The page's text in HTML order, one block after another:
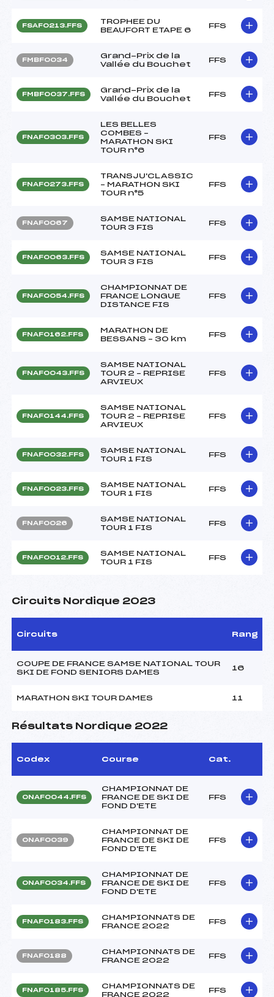
FSAF0213.FFS
TROPHEE DU
BEAUFORT ETAPE 6
FFS
FMBF0034
Grand-Prix de la
Vallée du Bouchet
FFS
FMBF0037.FFS
Grand-Prix de la
Vallée du Bouchet
FFS
FNAF0303.FFS
LES BELLES
COMBES –
MARATHON SKI
TOUR n°6
FFS
FNAF0273.FFS
TRANSJU'CLASSIC
– MARATHON SKI
TOUR n°5
FFS
FNAF0067
SAMSE NATIONAL
TOUR 3 FIS
FFS
FNAF0063.FFS
SAMSE NATIONAL
TOUR 3 FIS
FFS
FNAF0054.FFS
CHAMPIONNAT DE
FRANCE LONGUE
DISTANCE FIS
FFS
FNAF0162.FFS
MARATHON DE
BESSANS – 30 km
FFS
FNAF0043.FFS
SAMSE NATIONAL
TOUR 2 – REPRISE
ARVIEUX
FFS
FNAF0144.FFS
SAMSE NATIONAL
TOUR 2 – REPRISE
ARVIEUX
FFS
FNAF0032.FFS
SAMSE NATIONAL
TOUR 1 FIS
FFS
FNAF0023.FFS
SAMSE NATIONAL
TOUR 1 FIS
FFS
FNAF0026
SAMSE NATIONAL
TOUR 1 FIS
FFS
FNAF0012.FFS
SAMSE NATIONAL
TOUR 1 FIS
FFS
Circuits Nordique 2023
Circuits Rang
COUPE DE FRANCE SAMSE NATIONAL TOUR
SKI DE FOND SENIORS DAMES
16
MARATHON SKI TOUR DAMES 11
Résultats Nordique 2022
Codex Course Cat.
ONAF0044.FFS
CHAMPIONNAT DE
FRANCE DE SKI DE
FOND D'ETE
FFS
ONAF0039
CHAMPIONNAT DE
FRANCE DE SKI DE
FOND D'ETE
FFS
ONAF0034.FFS
CHAMPIONNAT DE
FRANCE DE SKI DE
FOND D'ETE
FFS
FNAF0183.FFS
CHAMPIONNATS DE
FRANCE 2022
FFS
FNAF0188
CHAMPIONNATS DE
FRANCE 2022
FFS
FNAF0185.FFS
CHAMPIONNATS DE
FRANCE 2022
FFS